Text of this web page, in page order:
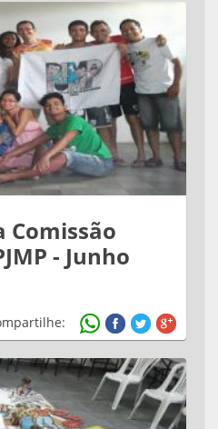
Comissão
- Junho